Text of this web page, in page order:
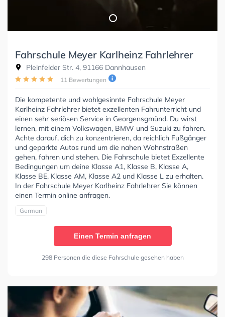
Fahrschule Meyer Karlheinz Fahrlehrer
Pleinfelder Str. 4, 91166 Dannhausen
11 Bewertungen
Die kompetente und wohlgesinnte Fahrschule Meyer
Karlheinz Fahrlehrer bietet exzellenten Fahrunterricht und
einen sehr seriösen Service in Georgensgmünd. Du wirst
lernen, mit einem Volkswagen, BMW und Suzuki zu fahren.
Achte darauf, dich zu konzentrieren, da reichlich Fußgänger
und geparkte Autos rund um die nahen Wohnstraßen
gehen, fahren und stehen. Die Fahrschule bietet Exzellente
Bedingungen um deine Klasse A1, Klasse B, Klasse A,
Klasse BE, Klasse AM, Klasse A2 und Klasse L zu erhalten.
In der Fahrschule Meyer Karlheinz Fahrlehrer Sie können
einen Termin online anfragen.
German
Einen Termin anfragen
298 Personen die diese Fahrschule gesehen haben